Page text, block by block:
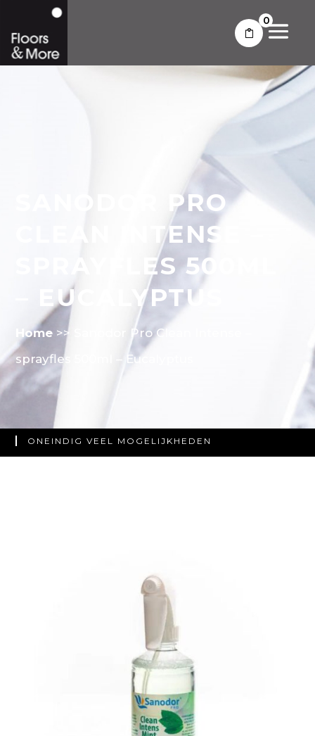
0
SANODOR PRO
CLEAN INTENSE –
SPRAYFLES 500ML
– EUCALYPTUS
Home >>
Sanodor Pro Clean Intense –
sprayfles 500ml – Eucalyptus
ONEINDIG VEEL MOGELIJKHEDEN